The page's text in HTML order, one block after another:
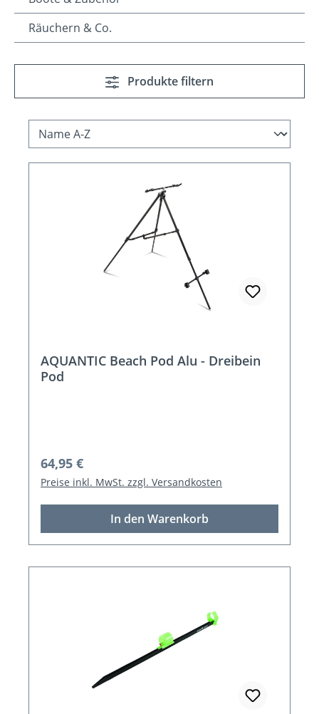
Räuchern & Co.
Produkte filtern
AQUANTIC Beach Pod Alu - Dreibein
Pod
Regulärer Preis:
64,95 €
Preise inkl. MwSt. zzgl. Versandkosten
In den Warenkorb